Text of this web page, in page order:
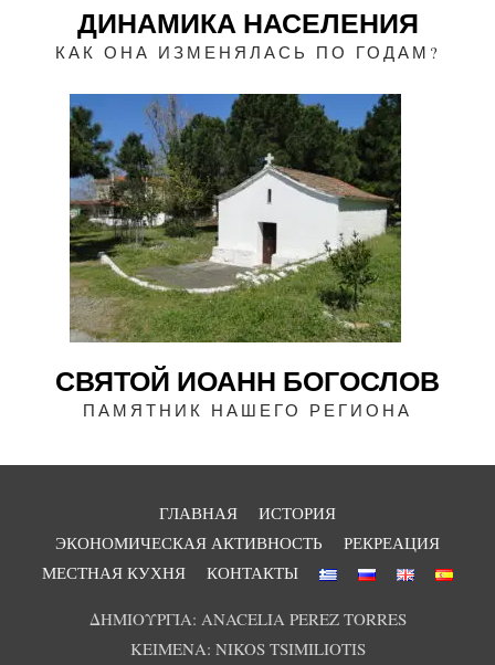
ДИНАМИКА НАСЕЛЕНИЯ
КАК ОНА ИЗМЕНЯЛАСЬ ПО ГОДАМ?
СВЯТОЙ ИОАНН БОГОСЛОВ
ПАМЯТНИК НАШЕГО РЕГИОНА
ГЛАВНАЯ
ИСТОРИЯ
ЭКОНОМИЧЕСКАЯ АКТИВНОСТЬ
РЕКРЕАЦИЯ
МЕСТНАЯ КУХНЯ
КОНТАКТЫ
ΔΗΜΙΟΥΡΓΙΑ: ANACELIA PEREZ TORRES
ΚΕΙΜΕΝΑ: NIKOS TSIMILIOTIS